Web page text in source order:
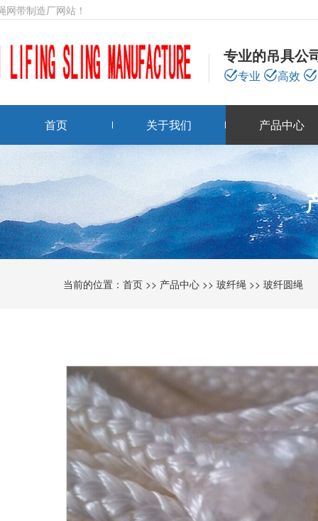
带制造厂网站！
专业的吊具公
专业 高效
首页 关于我们 产品中心
当前的位置： 首页 >> 产品中心 >> 玻纤绳 >> 玻纤圆绳